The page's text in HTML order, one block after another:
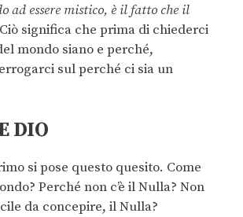
ad essere mistico, è il fatto che il
significa che prima di chiederci
mondo siano e perché,
sul perché ci sia un
DIO
si pose questo quesito. Come
Perché non c’è il Nulla? Non
da concepire, il Nulla?